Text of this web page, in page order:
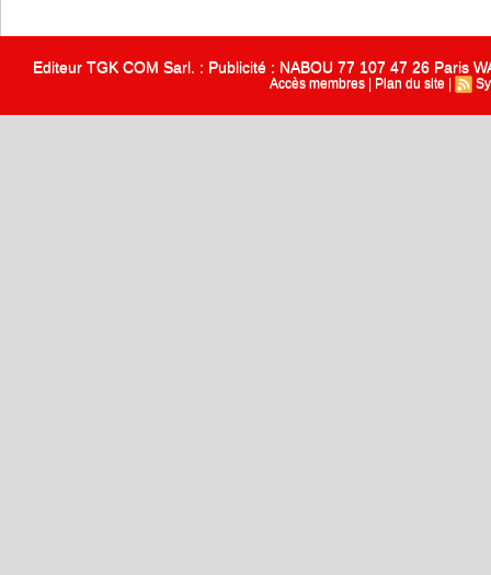
Editeur TGK COM Sarl. : Publicité : NABOU 77 107 47 26 Paris
Accès membres Plan du site